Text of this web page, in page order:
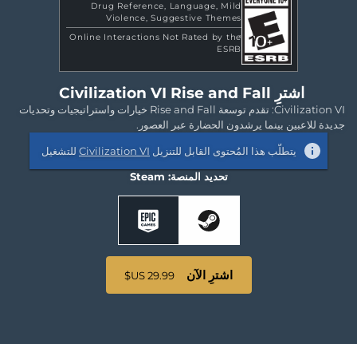
Drug Reference Language
Mild
Violence Suggestive Themes
Online Interactions Not Rated by the
ESRB
اشترِ Civilization VI Rise and Fall
Civilization VI: تقدم توسعة Rise and Fall خيارات واستراتيجيات وتحديات
جديدة للاعبين بينما يرشدون الحضارة عبر العصور.
يتطلّب هذا المُحتوى القابل للتنزيل Civilization VI للتشغيل
تحديد المنصة: Steam
اشترِ الآن